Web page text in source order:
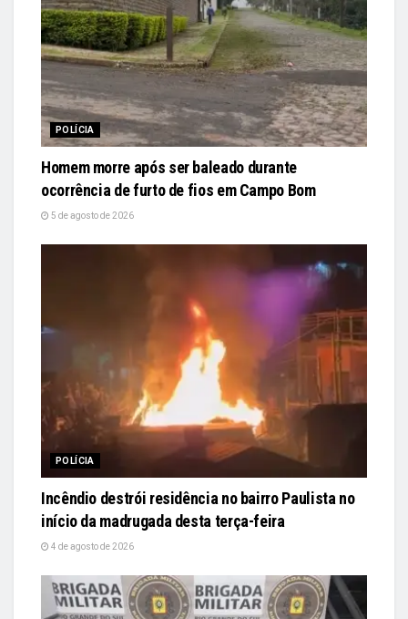
POLÍCIA
Homem morre após ser baleado durante
ocorrência de furto de fios em Campo Bom
5 de agosto de 2026
POLÍCIA
Incêndio destrói residência no bairro Paulista no
início da madrugada desta terça-feira
4 de agosto de 2026